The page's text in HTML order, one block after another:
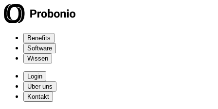
Benefits
Software
Wissen
Login
Über uns
Kontakt